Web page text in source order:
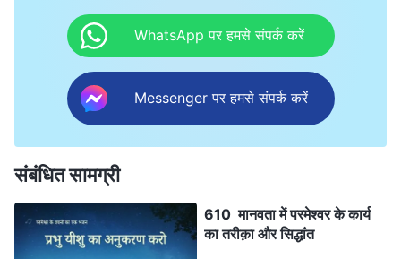
WhatsApp पर हमसे संपर्क करें
Messenger पर हमसे संपर्क करें
संबंधित सामग्री
610 मानवता में परमेश्वर के कार्य
का तरीक़ा और सिद्धांत